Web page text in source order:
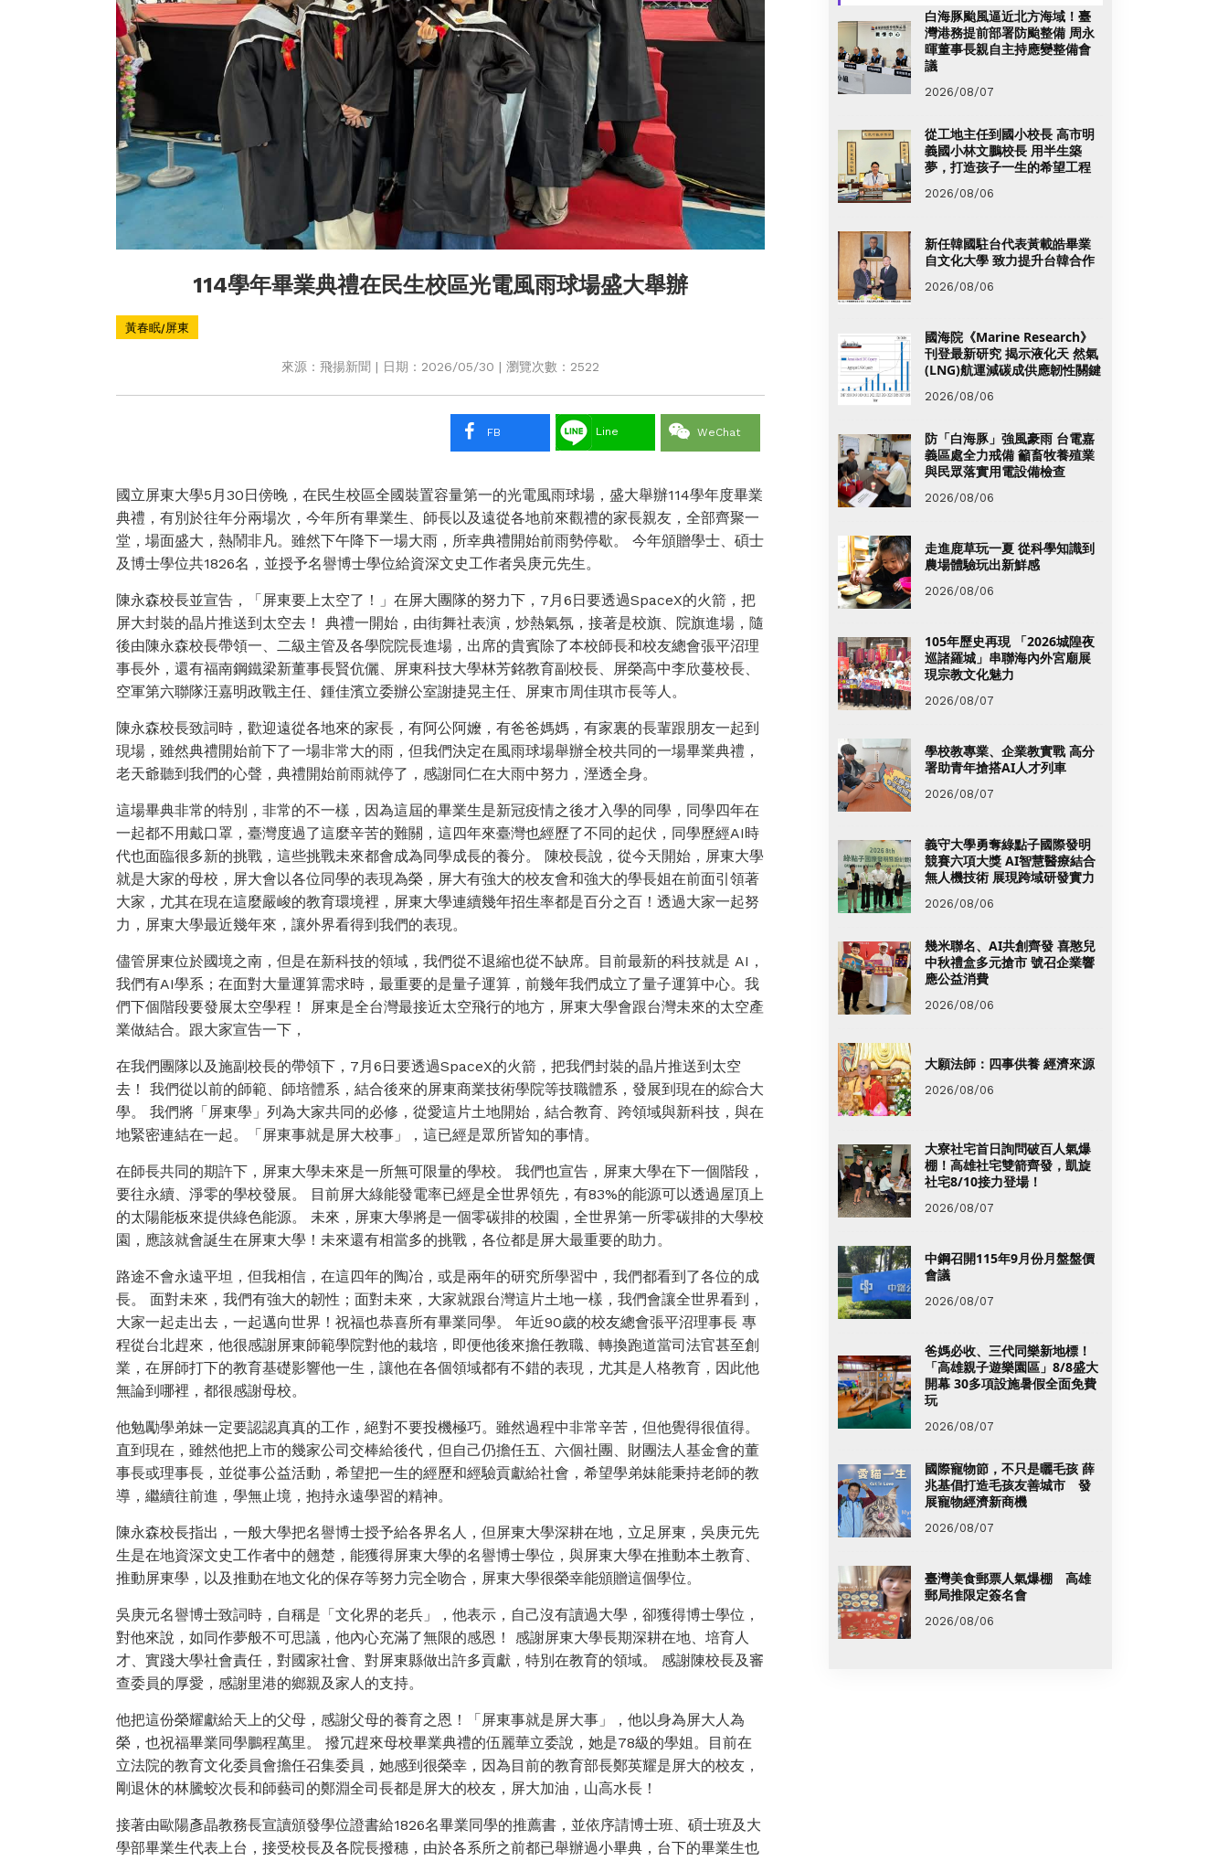
114學年畢業典禮在民生校區光電風雨球場盛大舉辦
黃春眠/屏東
來源：飛揚新聞 | 日期：2026/05/30 | 瀏覽次數：2522
FB Line WeChat
國立屏東大學5月30日傍晚，在民生校區全國裝置容量第一的光電風雨球場，盛大舉辦114學年度畢業
典禮，有別於往年分兩場次，今年所有畢業生、師長以及遠從各地前來觀禮的家長親友，全部齊聚一
堂，場面盛大，熱鬧非凡。雖然下午降下一場大雨，所幸典禮開始前雨勢停歇。 今年頒贈學士、碩士
及博士學位共1826名，並授予名譽博士學位給資深文史工作者吳庚元先生。
陳永森校長並宣告，「屏東要上太空了！」在屏大團隊的努力下，7月6日要透過SpaceX的火箭，把
屏大封裝的晶片推送到太空去！ 典禮一開始，由街舞社表演，炒熱氣氛，接著是校旗、院旗進場，隨
後由陳永森校長帶領一、二級主管及各學院院長進場，出席的貴賓除了本校師長和校友總會張平沼理
事長外，還有福南鋼鐵梁新董事長賢伉儷、屏東科技大學林芳銘教育副校長、屏榮高中李欣蔓校長、
空軍第六聯隊汪嘉明政戰主任、鍾佳濱立委辦公室謝捷晃主任、屏東市周佳琪市長等人。
陳永森校長致詞時，歡迎遠從各地來的家長，有阿公阿嬤，有爸爸媽媽，有家裏的長輩跟朋友一起到
現場，雖然典禮開始前下了一場非常大的雨，但我們決定在風雨球場舉辦全校共同的一場畢業典禮，
老天爺聽到我們的心聲，典禮開始前雨就停了，感謝同仁在大雨中努力，溼透全身。
這場畢典非常的特別，非常的不一樣，因為這屆的畢業生是新冠疫情之後才入學的同學，同學四年在
一起都不用戴口罩，臺灣度過了這麼辛苦的難關，這四年來臺灣也經歷了不同的起伏，同學歷經AI時
代也面臨很多新的挑戰，這些挑戰未來都會成為同學成長的養分。 陳校長說，從今天開始，屏東大學
就是大家的母校，屏大會以各位同學的表現為榮，屏大有強大的校友會和強大的學長姐在前面引領著
大家，尤其在現在這麼嚴峻的教育環境裡，屏東大學連續幾年招生率都是百分之百！透過大家一起努
力，屏東大學最近幾年來，讓外界看得到我們的表現。
儘管屏東位於國境之南，但是在新科技的領域，我們從不退縮也從不缺席。目前最新的科技就是 AI，
我們有AI學系；在面對大量運算需求時，最重要的是量子運算，前幾年我們成立了量子運算中心。我
們下個階段要發展太空學程！ 屏東是全台灣最接近太空飛行的地方，屏東大學會跟台灣未來的太空產
業做結合。跟大家宣告一下，
在我們團隊以及施副校長的帶領下，7月6日要透過SpaceX的火箭，把我們封裝的晶片推送到太空
去！ 我們從以前的師範、師培體系，結合後來的屏東商業技術學院等技職體系，發展到現在的綜合大
學。 我們將「屏東學」列為大家共同的必修，從愛這片土地開始，結合教育、跨領域與新科技，與在
地緊密連結在一起。「屏東事就是屏大校事」，這已經是眾所皆知的事情。
在師長共同的期許下，屏東大學未來是一所無可限量的學校。 我們也宣告，屏東大學在下一個階段，
要往永續、淨零的學校發展。 目前屏大綠能發電率已經是全世界領先，有83%的能源可以透過屋頂上
的太陽能板來提供綠色能源。 未來，屏東大學將是一個零碳排的校園，全世界第一所零碳排的大學校
園，應該就會誕生在屏東大學！未來還有相當多的挑戰，各位都是屏大最重要的助力。
路途不會永遠平坦，但我相信，在這四年的陶冶，或是兩年的研究所學習中，我們都看到了各位的成
長。 面對未來，我們有強大的韌性；面對未來，大家就跟台灣這片土地一樣，我們會讓全世界看到，
大家一起走出去，一起邁向世界！祝福也恭喜所有畢業同學。 年近90歲的校友總會張平沼理事長 專
程從台北趕來，他很感謝屏東師範學院對他的栽培，即便他後來擔任教職、轉換跑道當司法官甚至創
業，在屏師打下的教育基礎影響他一生，讓他在各個領域都有不錯的表現，尤其是人格教育，因此他
無論到哪裡，都很感謝母校。
他勉勵學弟妹一定要認認真真的工作，絕對不要投機極巧。雖然過程中非常辛苦，但他覺得很值得。
直到現在，雖然他把上市的幾家公司交棒給後代，但自己仍擔任五、六個社團、財團法人基金會的董
事長或理事長，並從事公益活動，希望把一生的經歷和經驗貢獻給社會，希望學弟妹能秉持老師的教
導，繼續往前進，學無止境，抱持永遠學習的精神。
陳永森校長指出，一般大學把名譽博士授予給各界名人，但屏東大學深耕在地，立足屏東，吳庚元先
生是在地資深文史工作者中的翹楚，能獲得屏東大學的名譽博士學位，與屏東大學在推動本土教育、
推動屏東學，以及推動在地文化的保存等努力完全吻合，屏東大學很榮幸能頒贈這個學位。
吳庚元名譽博士致詞時，自稱是「文化界的老兵」，他表示，自己沒有讀過大學，卻獲得博士學位，
對他來說，如同作夢般不可思議，他內心充滿了無限的感恩！ 感謝屏東大學長期深耕在地、培育人
才、實踐大學社會責任，對國家社會、對屏東縣做出許多貢獻，特別在教育的領域。 感謝陳校長及審
查委員的厚愛，感謝里港的鄉親及家人的支持。
他把這份榮耀獻給天上的父母，感謝父母的養育之恩！「屏東事就是屏大事」，他以身為屏大人為
榮，也祝福畢業同學鵬程萬里。 撥冗趕來母校畢業典禮的伍麗華立委說，她是78級的學姐。目前在
立法院的教育文化委員會擔任召集委員，她感到很榮幸，因為目前的教育部長鄭英耀是屏大的校友，
剛退休的林騰蛟次長和師藝司的鄭淵全司長都是屏大的校友，屏大加油，山高水長！
接著由歐陽彥晶教務長宣讀頒發學位證書給1826名畢業同學的推薦書，並依序請博士班、碩士班及大
學部畢業生代表上台，接受校長及各院長撥穗，由於各系所之前都已舉辦過小畢典，台下的畢業生也
白海豚颱風逼近北方海域！臺
灣港務提前部署防颱整備 周永
暉董事長親自主持應變整備會
議
2026/08/07
從工地主任到國小校長 高市明
義國小林文鵬校長 用半生築
夢，打造孩子一生的希望工程
2026/08/06
新任韓國駐台代表黃載皓畢業
自文化大學 致力提升台韓合作
2026/08/06
國海院《Marine Research》
刊登最新研究 揭示液化天 然氣
(LNG)航運減碳成供應韌性關鍵
2026/08/06
防「白海豚」強風豪雨 台電嘉
義區處全力戒備 籲畜牧養殖業
與民眾落實用電設備檢查
2026/08/06
走進鹿草玩一夏 從科學知識到
農場體驗玩出新鮮感
2026/08/06
105年歷史再現 「2026城隍夜
巡諸羅城」串聯海內外宮廟展
現宗教文化魅力
2026/08/07
學校教專業、企業教實戰 高分
署助青年搶搭AI人才列車
2026/08/07
義守大學勇奪綠點子國際發明
競賽六項大獎 AI智慧醫療結合
無人機技術 展現跨域研發實力
2026/08/06
幾米聯名、AI共創齊發 喜憨兒
中秋禮盒多元搶市 號召企業響
應公益消費
2026/08/06
大願法師：四事供養 經濟來源
2026/08/06
大寮社宅首日詢問破百人氣爆
棚！高雄社宅雙箭齊發，凱旋
社宅8/10接力登場！
2026/08/07
中鋼召開115年9月份月盤盤價
會議
2026/08/07
爸媽必收、三代同樂新地標！
「高雄親子遊樂園區」8/8盛大
開幕 30多項設施暑假全面免費
玩
2026/08/07
國際寵物節，不只是曬毛孩 薛
兆基倡打造毛孩友善城市 發
展寵物經濟新商機
2026/08/07
臺灣美食郵票人氣爆棚 高雄
郵局推限定簽名會
2026/08/06